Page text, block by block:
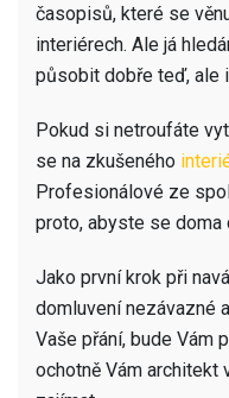
časopisů, které se
interiérech. Ale já
působit dobře teď, ale
Pokud si netroufáte
se na zkušeného
Profesionálové ze
proto, abyste se doma
Jako první krok při
domluvení nezávazné
Vaše přání, bude Vám
ochotně Vám architekt